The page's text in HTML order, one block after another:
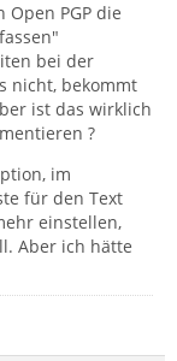
PGP die
bei der
nicht, bekommt
ist das wirklich
?
im
für den Text
einstellen,
Aber ich hätte